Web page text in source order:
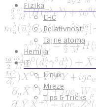
Fizika
LHC
Relativnost
Tajne atoma
Hemija
IT
Linux
Mreze
Tips & Tricks